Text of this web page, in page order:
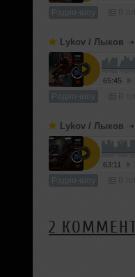
Радио-шоу
Lykov / Лыков ➝
65:45
Радио-шоу
Lykov / Лыков ➝
63:11
Радио-шоу
2